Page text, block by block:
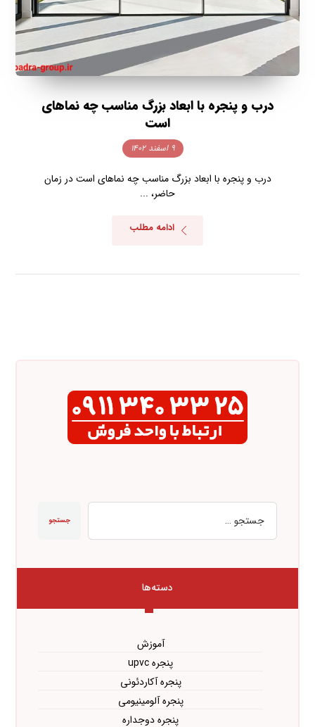
درب و پنجره با ابعاد بزرگ مناسب چه نماهای
است
۹ اسفند ۱۴۰۲
درب و پنجره با ابعاد بزرگ مناسب چه نماهای است در زمان
حاضر، ...
ادامه مطلب
جستجو
دسته‌ها
آموزش
پنجره upvc
پنجره آکاردئونی
پنجره آلومینیومی
پنجره دوجداره